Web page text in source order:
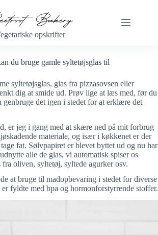
opskrifter
du bruge gamle syltetøjsglas til
syltetøjsglas, glas fra pizzasovsen eller
dig at smide ud. Prøv lige at læs med, før du
genbruge det igen i stedet for at erklære det
er jeg i gang med at skære ned på mit forbrug
materiale, og især i køkkenet er der
fat. Sølvpapiret er blevet byttet ud og nu har
alle de glas, vi automatisk spiser os
fra oliven, syltetøj, syltede agurker osv.
at bruge til madopbevaring i stedet for diverse
fyldte med bpa og hormonforstyrrende stoffer.